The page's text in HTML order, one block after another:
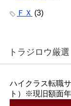
ＦＸ (3)
トラジロウ厳
ハイクラス転職
ト）※現旧額面